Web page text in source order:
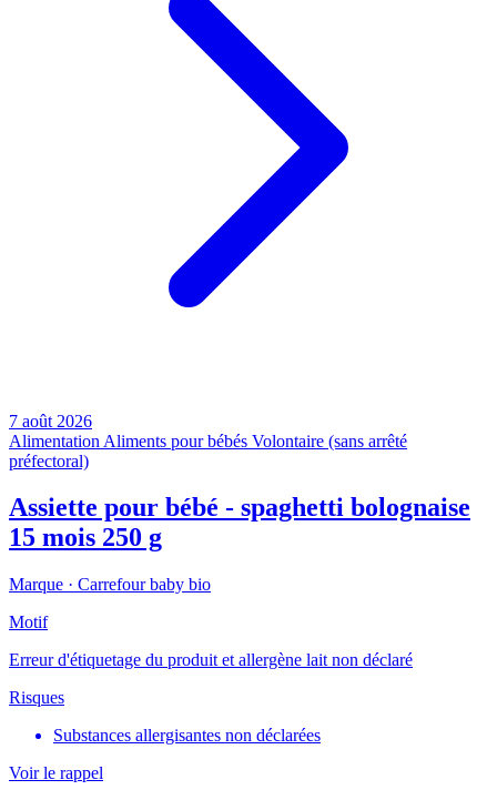
7 août 2026
Alimentation Aliments pour bébés Volontaire (sans arrêté
préfectoral)
Assiette pour bébé - spaghetti bolognaise
15 mois 250 g
Marque · Carrefour baby bio
Motif
Erreur d'étiquetage du produit et allergène lait non déclaré
Risques
Substances allergisantes non déclarées
Voir le rappel